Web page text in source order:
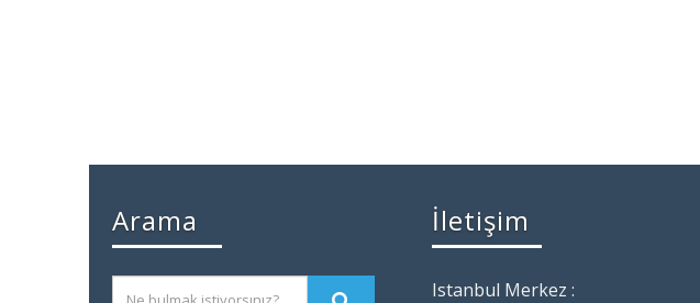
Arama İletişim
Istanbul Merkez :